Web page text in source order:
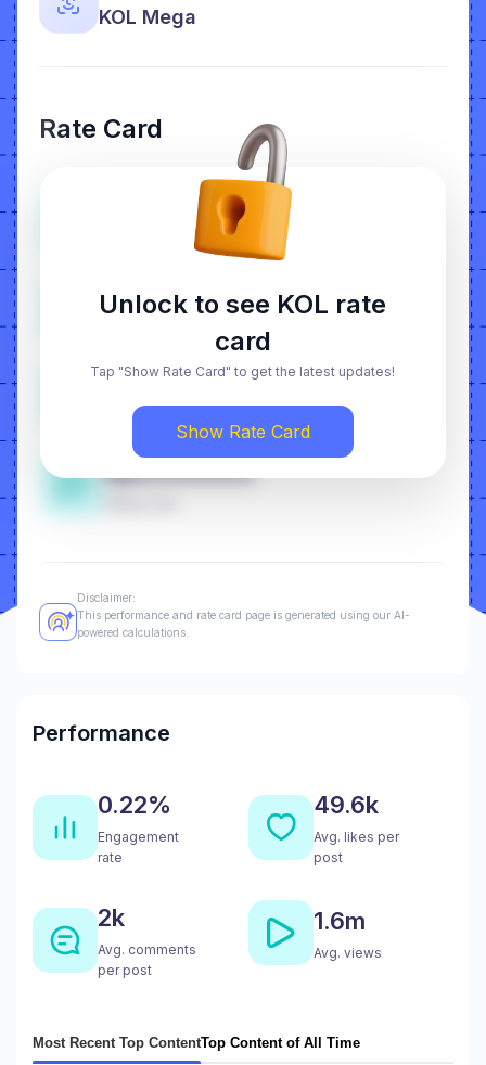
KOL Mega
Rate Card
RpXXXXXXX
RpXXXXXXX
RpXXXXXXX
Boost Code Ads
RpXXXXXXX
Unlock to see KOL rate
card
Tap "Show Rate Card" to get the latest updates!
Show Rate Card
Disclaimer:
This performance and rate card page is generated using our AI-
powered calculations.
Performance
0.22%
Engagement
rate
49.6k
Avg. likes per
post
2k
Avg. comments
per post
1.6m
Avg. views
Most Recent Top ContentTop Content of All Time